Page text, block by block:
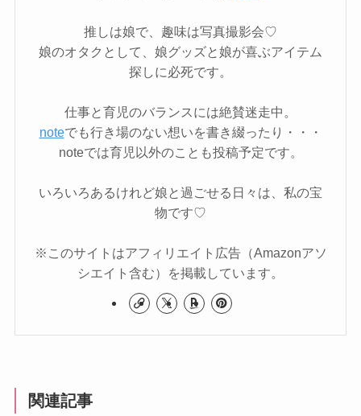
推しは娘で、趣味は写真撮影会♡
娘のオタクとして、娘グッズと娘が喜ぶアイテム
探しに必死です。
仕事と育児のバランスには絶賛迷走中。
noteでも行き場のない想いを書き綴ったり・・・
noteでは育児以外のことも投稿予定です。
いろいろあるけれど娘と過ごせる日々は、私の宝
物です♡
※このサイトはアフィリエイト広告（Amazonアソ
シエイト含む）を掲載しています。
関連記事